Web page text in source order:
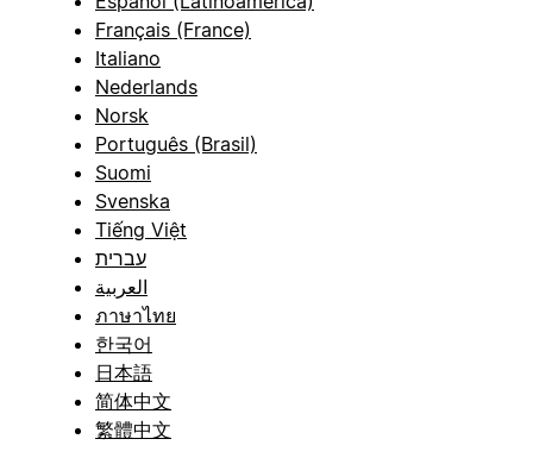
Français (France)
Italiano
Nederlands
Norsk
Português (Brasil)
Suomi
Svenska
Tiếng Việt
עברית
العربية
ภาษาไทย
한국어
日本語
简体中文
繁體中文